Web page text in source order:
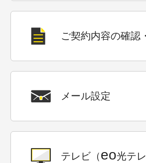
ご契約内容の確認
メール設定
テレビ（eo光テレ